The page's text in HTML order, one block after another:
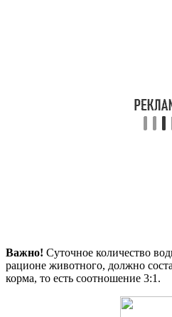
Важно! Суточное количество
рационе животного, должно
корма, то есть соотношение 3:1.